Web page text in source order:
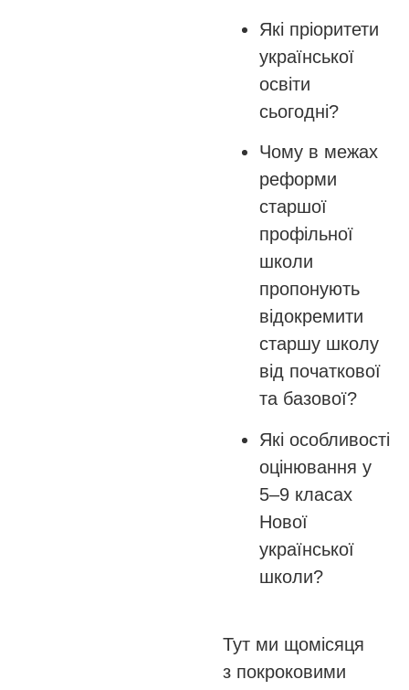
Які пріоритети
української
освіти
сьогодні?
Чому в межах
реформи
старшої
профільної
школи
пропонують
відокремити
старшу школу
від початкової
та базової?
Які особливості
оцінювання у
5–9 класах
Нової
української
школи?
Тут ми щомісяця
з покроковими